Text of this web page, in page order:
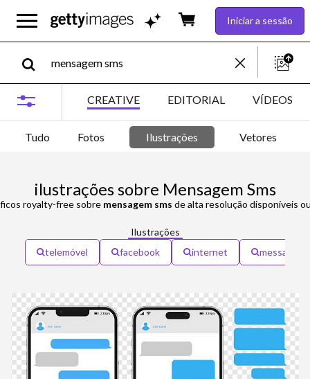
Iniciar a sessão
CREATIVE EDITORIAL VÍDEOS
Tudo Fotos Ilustrações Vetores
ilustrações sobre Mensagem Sms
royalty-free sobre mensagem sms de alta resolução disponíveis
Ilustrações
telemóvel
facebook internet message